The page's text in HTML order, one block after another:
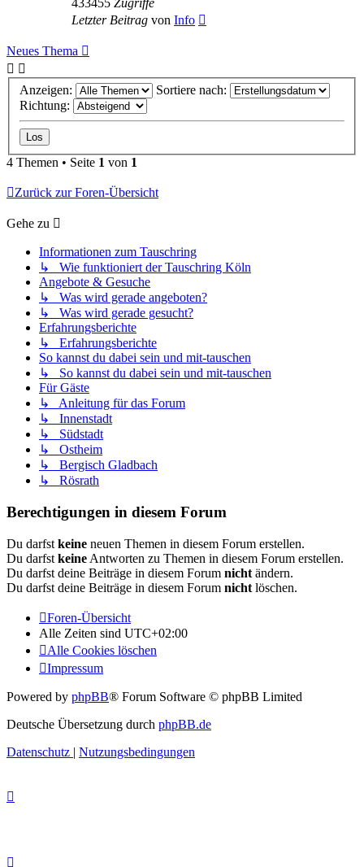
Letzter Beitrag von Info
Neues Thema
Anzeigen:
Sortiere nach:
Richtung:
4 Themen • Seite 1 von 1
Zurück zur Foren-Übersicht
Gehe zu
Informationen zum Tauschring
↳ Wie funktioniert der Tauschring Köln
Angebote & Gesuche
↳ Was wird gerade angeboten?
↳ Was wird gerade gesucht?
Erfahrungsberichte
↳ Erfahrungsberichte
So kannst du dabei sein und mit-tauschen
↳ So kannst du dabei sein und mit-tauschen
Für Gäste
↳ Anleitung für das Forum
↳ Innenstadt
↳ Südstadt
↳ Ostheim
↳ Bergisch Gladbach
↳ Rösrath
Berechtigungen in diesem Forum
Du darfst keine neuen Themen in diesem Forum erstellen.
Du darfst keine Antworten zu Themen in diesem Forum erstellen.
Du darfst deine Beiträge in diesem Forum nicht ändern.
Du darfst deine Beiträge in diesem Forum nicht löschen.
Foren-Übersicht
Alle Zeiten sind UTC+02:00
Alle Cookies löschen
Impressum
Powered by phpBB® Forum Software © phpBB Limited
Deutsche Übersetzung durch phpBB.de
Datenschutz | Nutzungsbedingungen